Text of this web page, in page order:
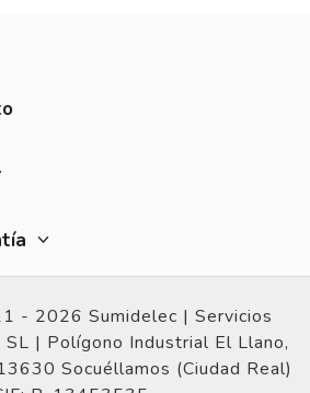
- 2026 Sumidelec | Servicios
| Polígono Industrial El Llano,
Socuéllamos (Ciudad Real)